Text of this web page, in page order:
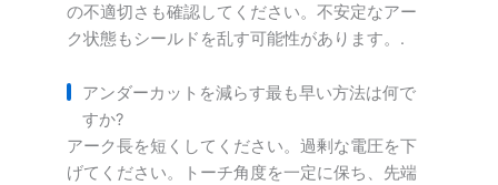
の不適切さも確認してください。不安定なアー
ク状態もシールドを乱す可能性があります。.
アンダーカットを減らす最も早い方法は何で
すか?
アーク長を短くしてください。過剰な電圧を下
げてください。トーチ角度を一定に保ち、先端